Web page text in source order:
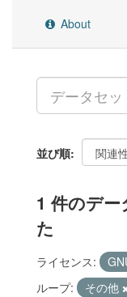
About
並び順
1 件のデ
た
ライセンス:
ループ:
その他